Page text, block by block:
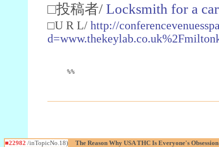
□投稿者/ Locksmith for a car
□U R L/ http://
%%
■22982 /inTopicNo.18) The Reason Why USA THC Is Everyone's